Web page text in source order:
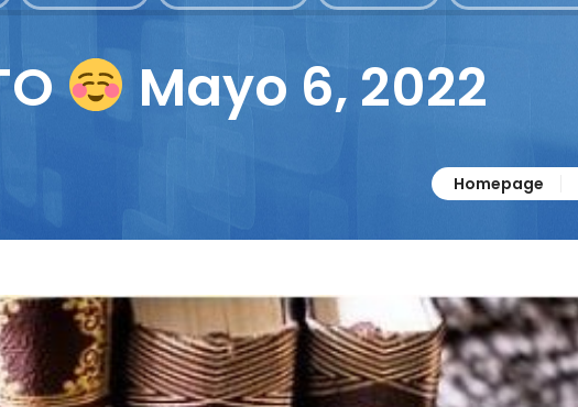
Mayo 6, 2022
Homepage